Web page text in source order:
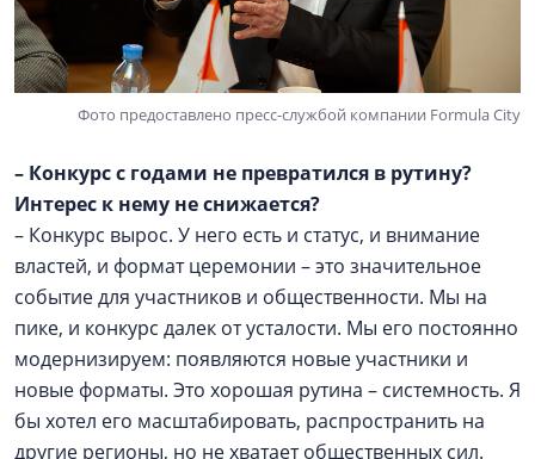
Фото предоставлено пресс-службой компании Formula City
– Конкурс с годами не превратился в рутину?
Интерес к нему не снижается?
– Конкурс вырос. У него есть и статус, и внимание
властей, и формат церемонии – это значительное
событие для участников и общественности. Мы на
пике, и конкурс далек от усталости. Мы его постоянно
модернизируем: появляются новые участники и
новые форматы. Это хорошая рутина – системность. Я
бы хотел его масштабировать, распространить на
другие регионы, но не хватает общественных сил.